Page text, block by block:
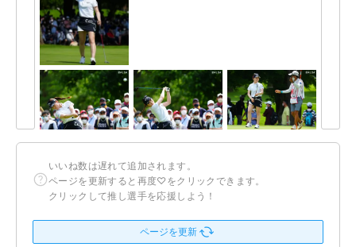
いいね数は遅れて追加されます。
ページを更新すると再度♡をクリックできます。
クリックして推し選手を応援しよう！
ページを更新